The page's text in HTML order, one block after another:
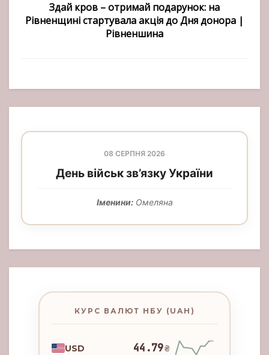
Здай кров – отримай подарунок: на
Рівненщині стартувала акція до Дня донора |
Рівненшина
08 СЕРПНЯ 2026
День військ зв’язку України
Іменини:Омеляна
КУРС ВАЛЮТ НБУ (UAH)
USD 44.79₴